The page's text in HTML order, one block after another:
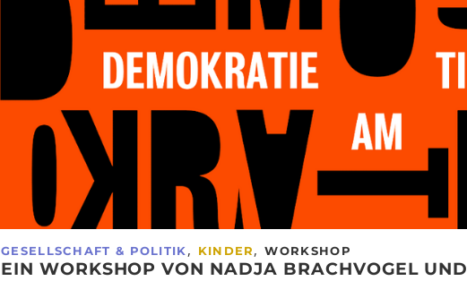
GESELLSCHAFT & POLITIK, KINDER,WORKSHOP
EIN WORKSHOP VON NADJA BRACHVOGEL UND